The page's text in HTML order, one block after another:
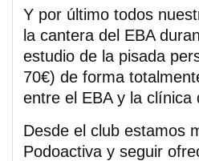
Y por último todos
la cantera del EBA
estudio de la pisada
70€) de forma
entre el EBA y la clínica
Desde el club estamos
Podoactiva y seguir